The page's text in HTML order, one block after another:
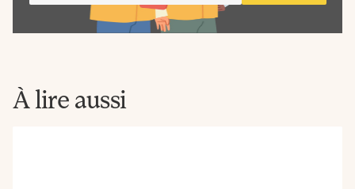
à
À lire aussi